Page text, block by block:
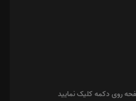
روی دکمه کلیک نمایید